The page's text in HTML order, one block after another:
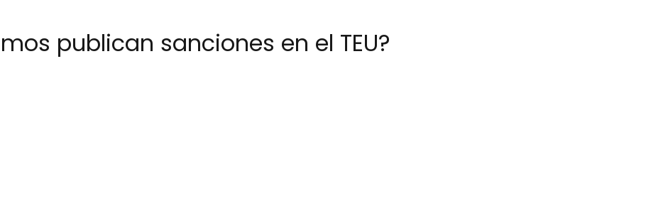
publican sanciones en el TEU?